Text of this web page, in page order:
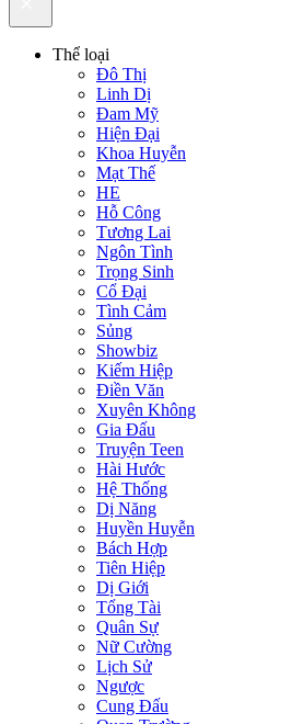
Thể loại
Đô Thị
Linh Dị
Đam Mỹ
Hiện Đại
Khoa Huyễn
Mạt Thế
HE
Hỗ Công
Tương Lai
Ngôn Tình
Trọng Sinh
Cổ Đại
Tình Cảm
Sủng
Showbiz
Kiếm Hiệp
Điền Văn
Xuyên Không
Gia Đấu
Truyện Teen
Hài Hước
Hệ Thống
Dị Năng
Huyền Huyễn
Bách Hợp
Tiên Hiệp
Dị Giới
Tổng Tài
Quân Sự
Nữ Cường
Lịch Sử
Ngược
Cung Đấu